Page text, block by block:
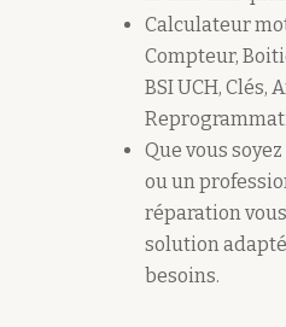
Calculateur
Compteur,
BSI UCH, Clés,
Que vous
ou un
réparation
solution
besoins.